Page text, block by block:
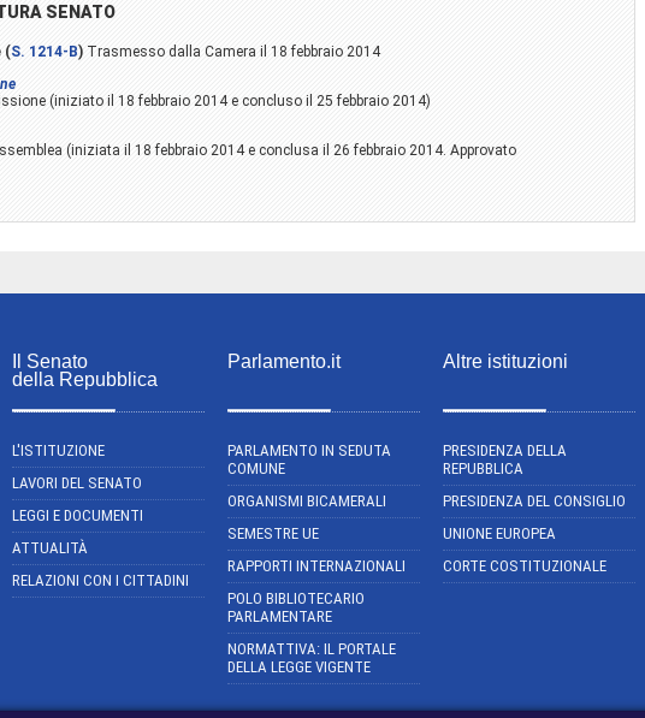
SENATO
(S. 1214-B) Trasmesso dalla Camera il 18 febbraio 2014
(iniziato il 18 febbraio 2014 e concluso il 25 febbraio 2014)
(iniziata il 18 febbraio 2014 e conclusa il 26 febbraio 2014. Approvato
Il Senato
della Repubblica
L'ISTITUZIONE
LAVORI DEL SENATO
LEGGI E DOCUMENTI
ATTUALITÀ
RELAZIONI CON I CITTADINI
Parlamento.it
PARLAMENTO IN SEDUTA
COMUNE
ORGANISMI BICAMERALI
SEMESTRE UE
RAPPORTI INTERNAZIONALI
POLO BIBLIOTECARIO
PARLAMENTARE
NORMATTIVA: IL PORTALE
DELLA LEGGE VIGENTE
Altre istituzioni
PRESIDENZA DELLA
REPUBBLICA
PRESIDENZA DEL CONSIGLIO
UNIONE EUROPEA
CORTE COSTITUZIONALE